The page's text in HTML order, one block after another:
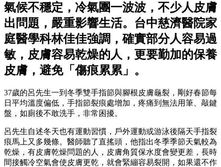
氣候不穩定，冷氣團一波波，不少人皮膚
出問題，嚴重影響生活。台中慈濟醫院家
庭醫學科林佳佳強調，確實部分人容易過
敏，皮膚容易乾燥的人，更要勤加的保養
皮膚，避免「傷痕累累」。
37歲的呂先生一到冬季雙手指節與腳根皮膚龜裂，剛好春節每
日平均溫度偏低，手指節裂痕處增加，疼痛到無法用筆、敲鍵
盤，如廁後不敢洗手，非常困擾。
呂先生自述冬天也有運動習慣，戶外運動或游泳後隔天手指裂
痕馬上又多幾條。醫師聽了直搖頭，他指出冬季季節天氣較為
乾燥，有皮膚乾燥問題的人，皮膚角質保水度會變更差，長時
間接觸冷空氣會使皮膚更乾，就會緊繃容易裂開，如果還不作